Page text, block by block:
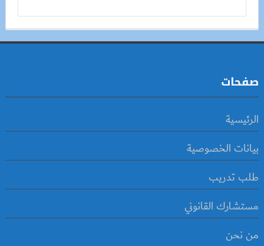
صفحات
الرئيسية
بيانات الخصوصية
طلب تدريب
مستشارك القانوني
من نحن